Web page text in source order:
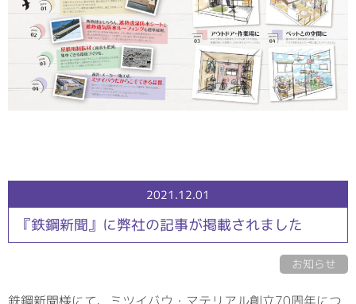
2021.12.01
『鉄鋼新聞』に弊社の記事が掲載されました
お知らせ